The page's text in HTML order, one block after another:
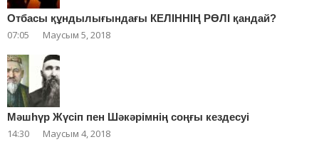
Отбасы құндылығындағы КЕЛІННІҢ РӨЛІ қандай?
07:05 Маусым 5, 2018
Мәшһүр Жүсіп пен Шәкәрімнің соңғы кездесуі
14:30 Маусым 4, 2018